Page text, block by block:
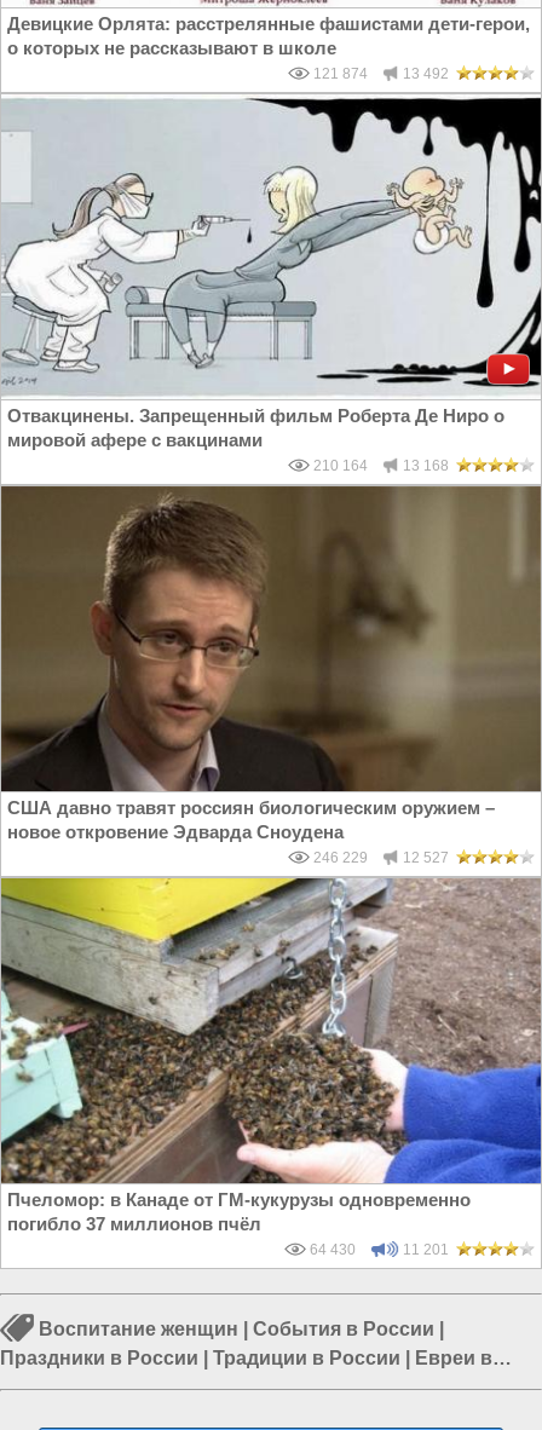
Девицкие Орлята: расстрелянные фашистами дети-герои,
о которых не рассказывают в школе
121 874 13 492
Отвакцинены. Запрещенный фильм Роберта Де Ниро о
мировой афере с вакцинами
210 164 13 168
США давно травят россиян биологическим оружием –
новое откровение Эдварда Сноудена
246 229 12 527
Пчеломор: в Канаде от ГМ-кукурузы одновременно
погибло 37 миллионов пчёл
64 430 11 201
Воспитание женщин События в России
Праздники в России
Традиции в России
Евреи в
России|Евреи и Россия|СССР и Россия